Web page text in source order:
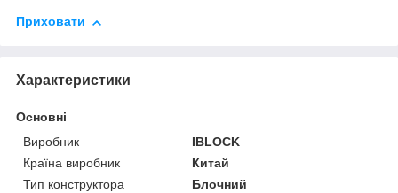
Приховати
Характеристики
Основні
Виробник
IBLOCK
Країна виробник
Китай
Тип конструктора
Блочний